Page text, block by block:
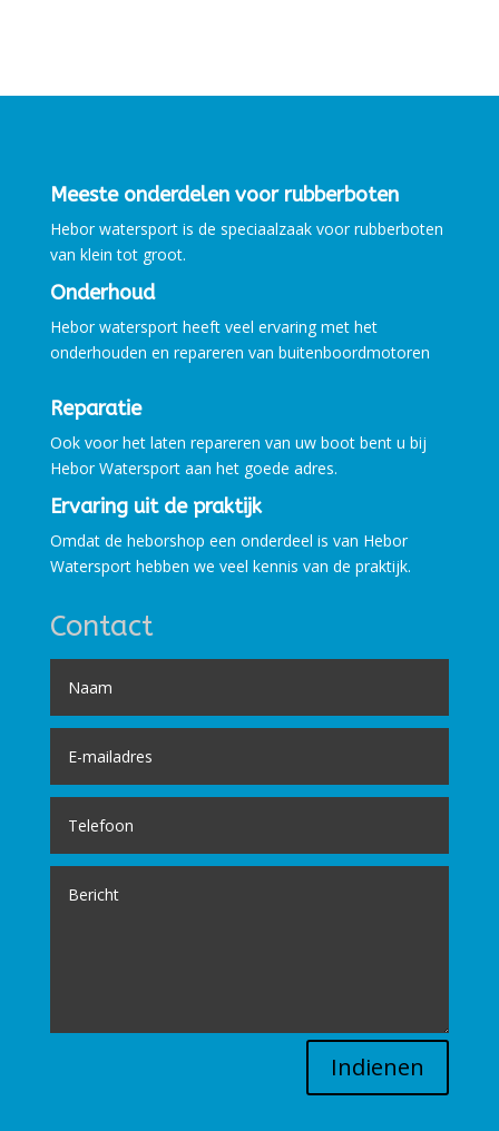
Meeste onderdelen voor rubberboten
Hebor watersport is de speciaalzaak voor rubberboten
van klein tot groot.
Onderhoud
Hebor watersport heeft veel ervaring met het
onderhouden en repareren van buitenboordmotoren
Reparatie
Ook voor het laten repareren van uw boot bent u bij
Hebor Watersport aan het goede adres.
Ervaring uit de praktijk
Omdat de heborshop een onderdeel is van Hebor
Watersport hebben we veel kennis van de praktijk.
Contact
Indienen